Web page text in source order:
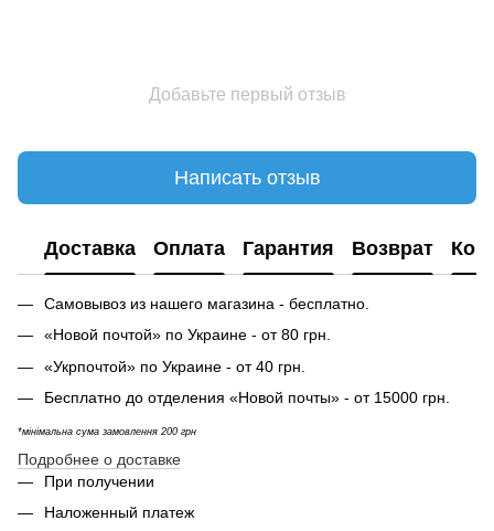
Добавьте первый отзыв
Написать отзыв
Доставка Оплата Гарантия Возврат
Самовывоз из нашего магазина - бесплатно.
«Новой почтой» по Украине - от 80 грн.
«Укрпочтой» по Украине - от 40 грн.
Бесплатно до отделения «Новой почты» - от 15000 грн.
*мінімальна сума замовлення 200 грн
Подробнее о доставке
При получении
Наложенный платеж